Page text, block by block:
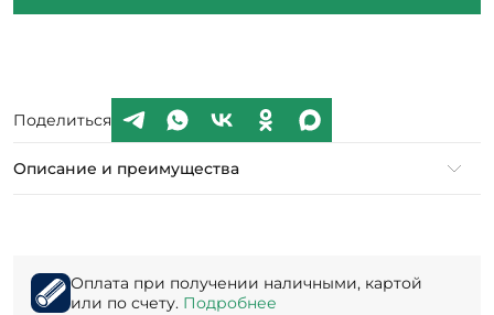
Поделиться
Описание и преимущества
Оплата при получении наличными, картой
или по счету. Подробнее